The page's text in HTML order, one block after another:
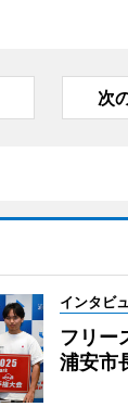
次
インタビ
フリー
浦安市